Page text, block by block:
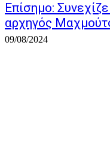
Επίσημο:
αρχηγός
09/08/2024